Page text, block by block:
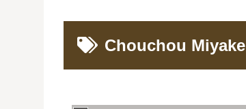
Chouchou Miyake